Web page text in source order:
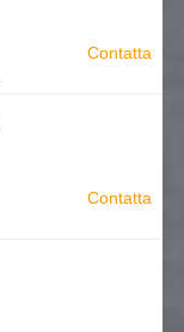
Contatta
Contatta